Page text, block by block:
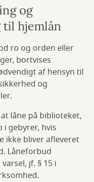
og
til hjemlån
ro og orden eller
bortvises
af hensyn til
og
låne på biblioteket,
i gebyrer, hvis
ikke bliver afleveret
Låneforbud
jf. § 15 i